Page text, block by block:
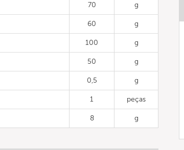
70 g
60 g
100 g
50 g
0,5 g
1 peças
8 g